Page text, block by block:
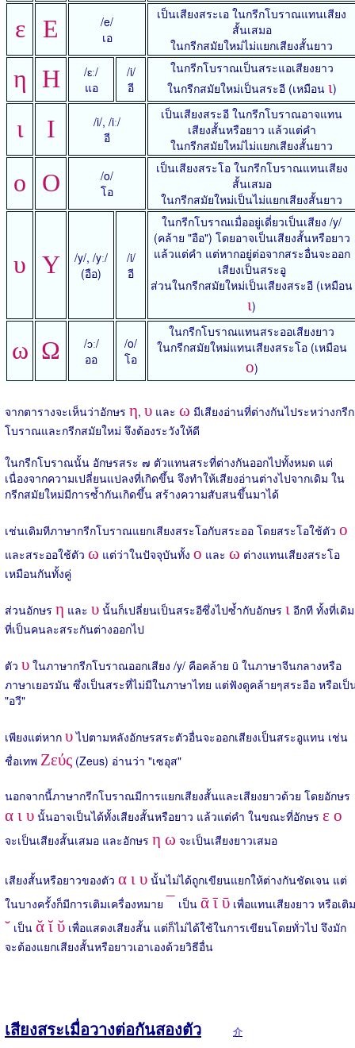
ε Ε
/e/
เอ
เป็นเสียงสระเอ ในกรีกโบราณแทนเสียง
สั้นเสมอ
ในกรีกสมัยใหม่ไม่แยกเสียงสั้นยาว
η Η
/ɛː/
แอ
/i/
อี
ในกรีกโบราณเป็นสระแอเสียงยาว
ในกรีกสมัยใหม่เป็นสระอี (เหมือน ι)
ι Ι
/i/, /iː/
อี
เป็นเสียงสระอี ในกรีกโบราณอาจแทน
เสียงสั้นหรือยาว แล้วแต่คำ
ในกรีกสมัยใหม่ไม่แยกเสียงสั้นยาว
ο Ο
/o/
โอ
เป็นเสียงสระโอ ในกรีกโบราณแทนเสียง
สั้นเสมอ
ในกรีกสมัยใหม่เป็นไม่แยกเสียงสั้นยาว
υ Υ
/y/, /yː/
(อือ)
/i/
อี
ในกรีกโบราณเมื่ออยู่เดี่ยวเป็นเสียง /y/
(คล้าย "อือ") โดยอาจเป็นเสียงสั้นหรือยาว
แล้วแต่คำ แต่หากอยู่ต่อจากสระอื่นจะออก
เสียงเป็นสระอู
ส่วนในกรีกสมัยใหม่เป็นเสียงสระอี (เหมือน
ι)
ω Ω
/ɔː/
ออ
/o/
โอ
ในกรีกโบราณแทนสระออเสียงยาว
ในกรีกสมัยใหม่แทนเสียงสระโอ (เหมือน
ο)
จากตารางจะเห็นว่าอักษร η, υ และ ω มีเสียงอ่านที่ต่างกันไประหว่างกรีก
โบราณและกรีกสมัยใหม่ จึงต้องระวังให้ดี
ในกรีกโบราณนั้น อักษรสระ ๗ ตัวแทนสระที่ต่างกันออกไปทั้งหมด แต่
เนื่องจากความเปลี่ยนแปลงที่เกิดขึ้น จึงทำให้เสียงอ่านต่างไปจากเดิม ใน
กรีกสมัยใหม่มีการซ้ำกันเกิดขึ้น สร้างความสับสนขึ้นมาได้
เช่นเดิมทีภาษากรีกโบราณแยกเสียงสระโอกับสระออ โดยสระโอใช้ตัว ο
และสระออใช้ตัว ω แต่ว่าในปัจจุบันทั้ง ο และ ω ต่างแทนเสียงสระโอ
เหมือนกันทั้งคู่
ส่วนอักษร η และ υ นั้นก็เปลี่ยนเป็นสระอีซึ่งไปซ้ำกับอักษร ι อีกที ทั้งที่เดิม
ที่เป็นคนละสระกันต่างออกไป
ตัว υ ในภาษากรีกโบราณออกเสียง /y/ คือคล้าย ü ในภาษาจีนกลางหรือ
ภาษาเยอรมัน ซึ่งเป็นสระที่ไม่มีในภาษาไทย แต่ฟังดูคล้ายๆสระอือ หรือเป็
"อวี"
เพียงแต่หาก υไปตามหลังอักษรสระตัวอื่นจะออกเสียงเป็นสระอูแทน เช่น
ชื่อเทพ Ζεύς (Zeus) อ่านว่า "เซอุส"
นอกจากนี้ภาษากรีกโบราณมีการแยกเสียงสั้นและเสียงยาวด้วย โดยอักษร
α ι υ นั้นอาจเป็นได้ทั้งเสียงสั้นหรือยาว แล้วแต่คำ ในขณะที่อักษร ε ο
จะเป็นเสียงสั้นเสมอ และอักษร η ω จะเป็นเสียงยาวเสมอ
เสียงสั้นหรือยาวของตัว α ι υ นั้นไม่ได้ถูกเขียนแยกให้ต่างกันชัดเจน แต่
ในบางครั้งก็มีการเติมเครื่องหมาย ¯ เป็น ᾱ ῑ ῡ เพื่อแทนเสียงยาว หรือเติม
˘ เป็น ᾰ ῐ ῠ เพื่อแสดงเสียงสั้น แต่ก็ไม่ได้ใช้ในการเขียนโดยทั่วไป จึงมัก
จะต้องแยกเสียงสั้นหรือยาวเอาเองด้วยวิธีอื่น
เสียงสระเมื่อวางต่อกันสองตัว 介